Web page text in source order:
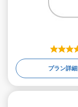
プラン詳細